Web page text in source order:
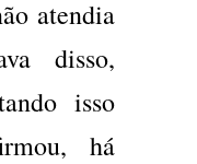
atendia
disso,
isso
há